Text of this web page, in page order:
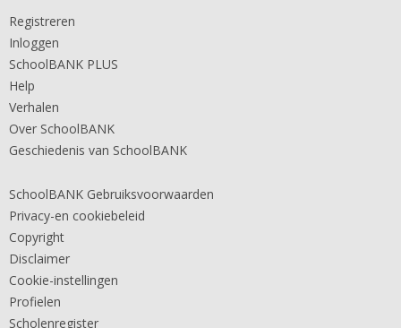
Registreren
Inloggen
SchoolBANK PLUS
Help
Verhalen
Over SchoolBANK
Geschiedenis van SchoolBANK
SchoolBANK Gebruiksvoorwaarden
Privacy-en cookiebeleid
Copyright
Disclaimer
Cookie-instellingen
Profielen
Scholenregister